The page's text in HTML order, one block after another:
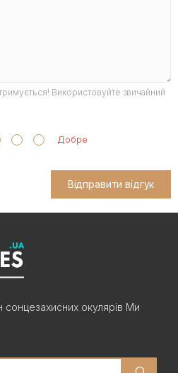
Використовуйте звичайний
Добре
Відправити відгук
сонцезахисних окулярів Ми